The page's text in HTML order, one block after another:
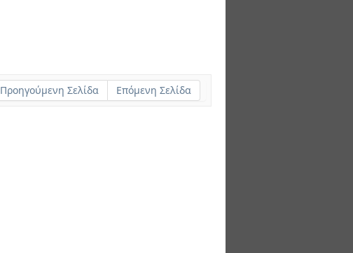
Προηγούμενη Σελίδα Επόμενη Σελίδα